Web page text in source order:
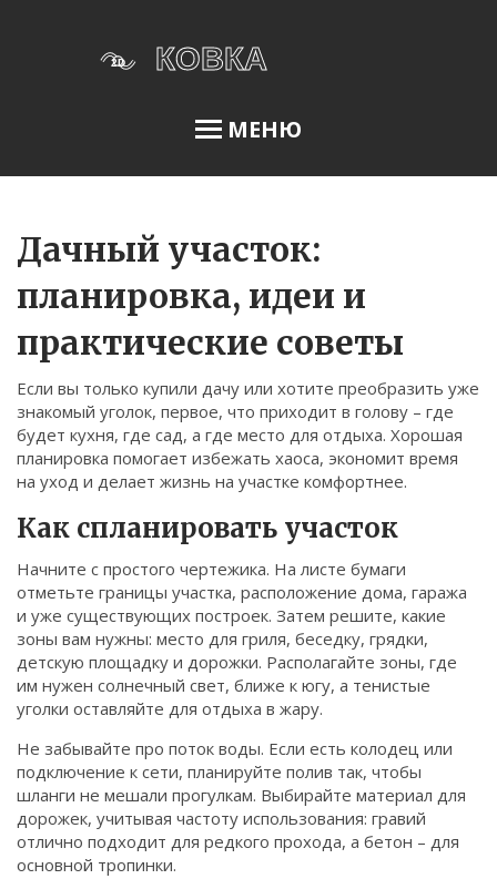
МЕНЮ
Меню
О нас
Условия использования
Политика конфиденциальности
ФЗ-152
Связаться
© 2026. Все права защищены.
Дачный участок:
планировка, идеи и
практические советы
Если вы только купили дачу или хотите преобразить уже
знакомый уголок, первое, что приходит в голову – где
будет кухня, где сад, а где место для отдыха. Хорошая
планировка помогает избежать хаоса, экономит время
на уход и делает жизнь на участке комфортнее.
Как спланировать участок
Начните с простого чертежика. На листе бумаги
отметьте границы участка, расположение дома, гаража
и уже существующих построек. Затем решите, какие
зоны вам нужны: место для гриля, беседку, грядки,
детскую площадку и дорожки. Располагайте зоны, где
им нужен солнечный свет, ближе к югу, а тенистые
уголки оставляйте для отдыха в жару.
Не забывайте про поток воды. Если есть колодец или
подключение к сети, планируйте полив так, чтобы
шланги не мешали прогулкам. Выбирайте материал для
дорожек, учитывая частоту использования: гравий
отлично подходит для редкого прохода, а бетон – для
основной тропинки.